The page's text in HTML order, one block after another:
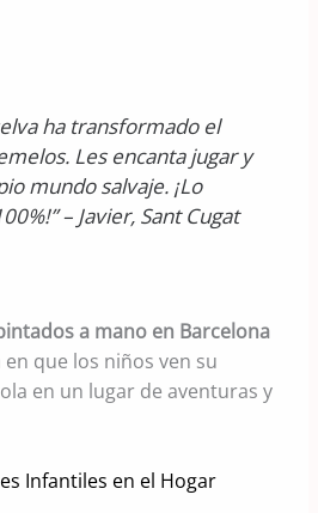
ha transformado el
Les encanta jugar y
mundo salvaje. ¡Lo
– Javier, Sant Cugat
a mano en Barcelona
que los niños ven su
en un lugar de aventuras y
Infantiles en el Hogar